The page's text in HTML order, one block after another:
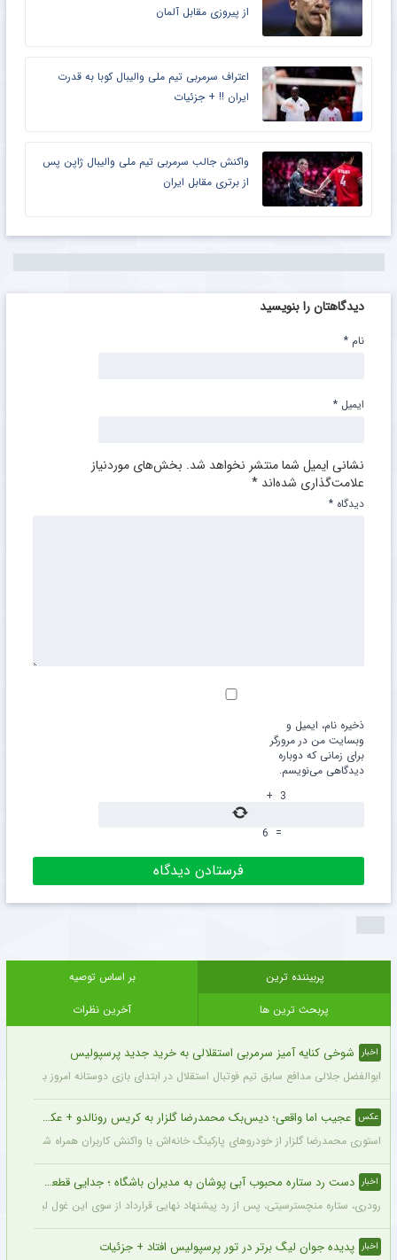
از پیروزی مقابل آلمان
اعتراف سرمربی تیم ملی والیبال کوبا به قدرت
ایران !! + جزئیات
واکنش جالب سرمربی تیم ملی والیبال ژاپن پس
از برتری مقابل ایران
دیدگاهتان را بنویسید
نشانی ایمیل شما منتشر نخواهد شد. بخش‌های موردنیاز
علامت‌گذاری شده‌اند *
دیدگاه *
نام *
ایمیل *
ذخیره نام، ایمیل و
وبسایت من در مرورگر
برای زمانی که دوباره
دیدگاهی می‌نویسم.
3
+
=
6
پربیننده ترین
بر اساس توصیه
پربحث ترین ها
آخرین نظرات
اخبار شوخی کنایه آمیز سرمربی استقلالی به خرید جدید پرسپولیس
ابوالفضل جلالی مدافع سابق تیم فوتبال استقلال در ابتدای بازی دوستانه امروز با
عکس عجیب اما واقعی؛ دیس‌بک محمدرضا گلزار به کریس رونالدو + عکس
استوری محمدرضا گلزار از خودروهای پارکینگ خانه‌اش با واکنش کاربران همراه شده و
اخبار دست رد ستاره محبوب آبی پوشان به مدیران باشگاه ؛ جدایی قطعی است !
رودری، ستاره منچسترسیتی، پس از رد پیشنهاد نهایی قرارداد از سوی این غول لیگ
اخبار پدیده جوان لیگ برتر در تور پرسپولیس افتاد + جزئیات